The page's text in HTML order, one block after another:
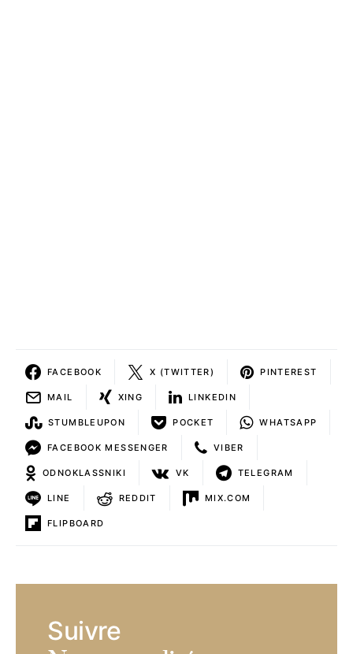
FACEBOOK X (TWITTER) PINTEREST
MAIL XING LINKEDIN
STUMBLEUPON POCKET WHATSAPP
FACEBOOK MESSENGER VIBER
ODNOKLASSNIKI VK TELEGRAM
LINE REDDIT MIX.COM
FLIPBOARD
Suivre